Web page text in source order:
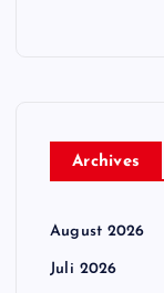
Archives
August 2026
Juli 2026